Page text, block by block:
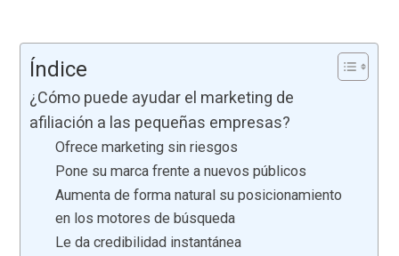
Índice
¿Cómo puede ayudar el marketing de
afiliación a las pequeñas empresas?
Ofrece marketing sin riesgos
Pone su marca frente a nuevos públicos
Aumenta de forma natural su posicionamiento
en los motores de búsqueda
Le da credibilidad instantánea